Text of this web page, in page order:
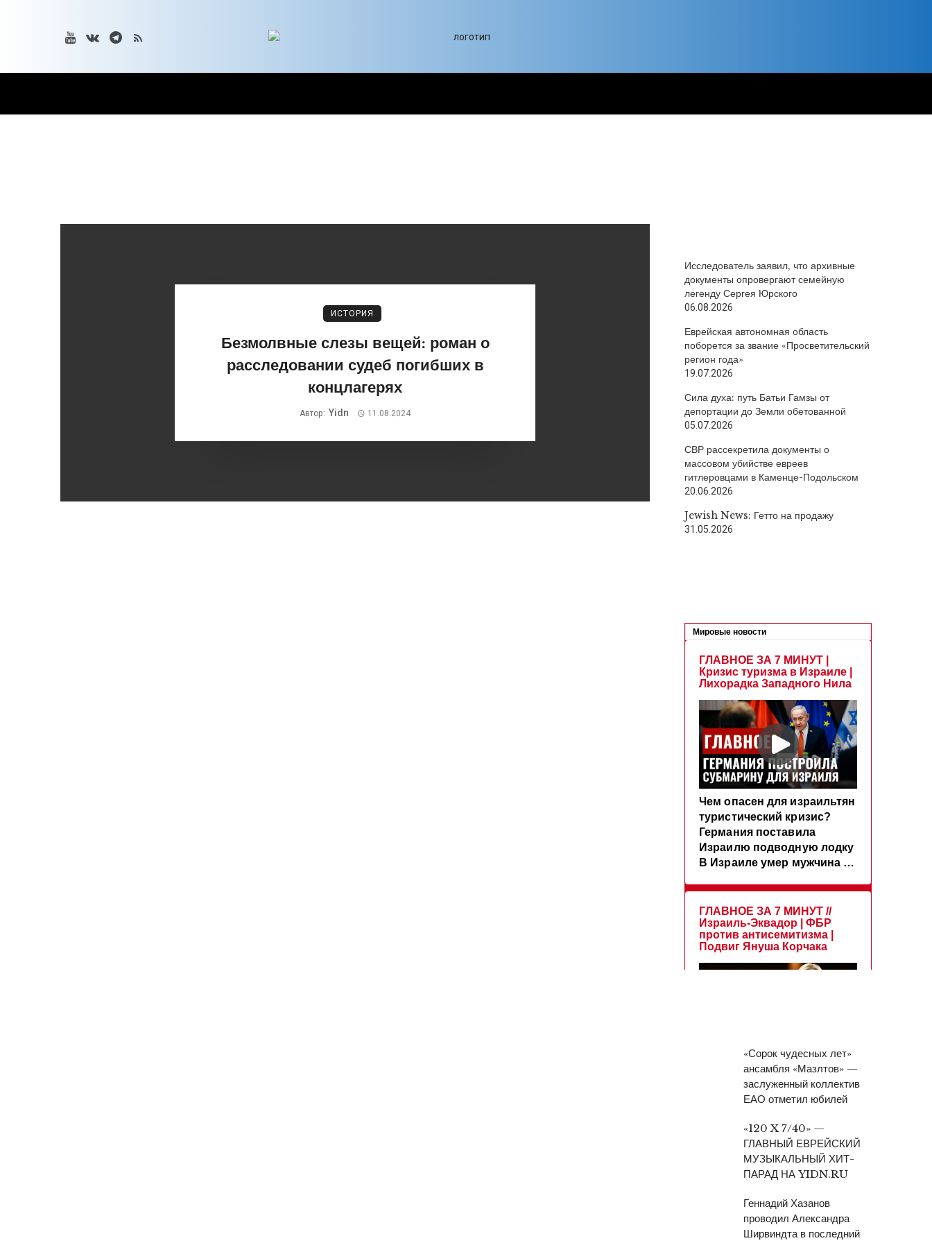
ИСТОРИЯ
Безмолвные слезы вещей: роман о
расследовании судеб погибших в
концлагерях
Автор: Yidn 11.08.2024
Исследователь заявил, что архивные
документы опровергают семейную
легенду Сергея Юрского
06.08.2026
Еврейская автономная область
поборется за звание «Просветительский
регион года»
19.07.2026
Сила духа: путь Батьи Гамзы от
депортации до Земли обетованной
05.07.2026
СВР рассекретила документы о
массовом убийстве евреев
гитлеровцами в Каменце-Подольском
20.06.2026
Jewish News: Гетто на продажу
31.05.2026
«Сорок чудесных лет»
ансамбля «Мазлтов» —
заслуженный коллектив
ЕАО отметил юбилей
«120 X 7/40» —
ГЛАВНЫЙ ЕВРЕЙСКИЙ
МУЗЫКАЛЬНЫЙ ХИТ-
ПАРАД НА YIDN.RU
Геннадий Хазанов
проводил Александра
Ширвиндта в последний